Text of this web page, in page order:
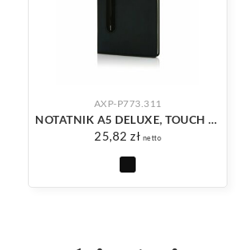
AXP-P773.311
NOTATNIK A5 DELUXE, TOUCH PEN
25,82 zł netto